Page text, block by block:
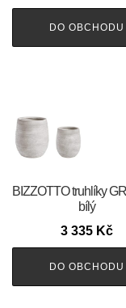
DO OBCHODU
BIZZOTTO truhlíky
bílý
3 335 Kč
DO OBCHODU